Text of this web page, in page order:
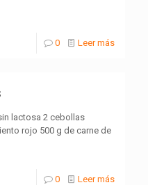
0 Leer más
lactosa 2 cebollas
rojo 500 g de carne de
0 Leer más